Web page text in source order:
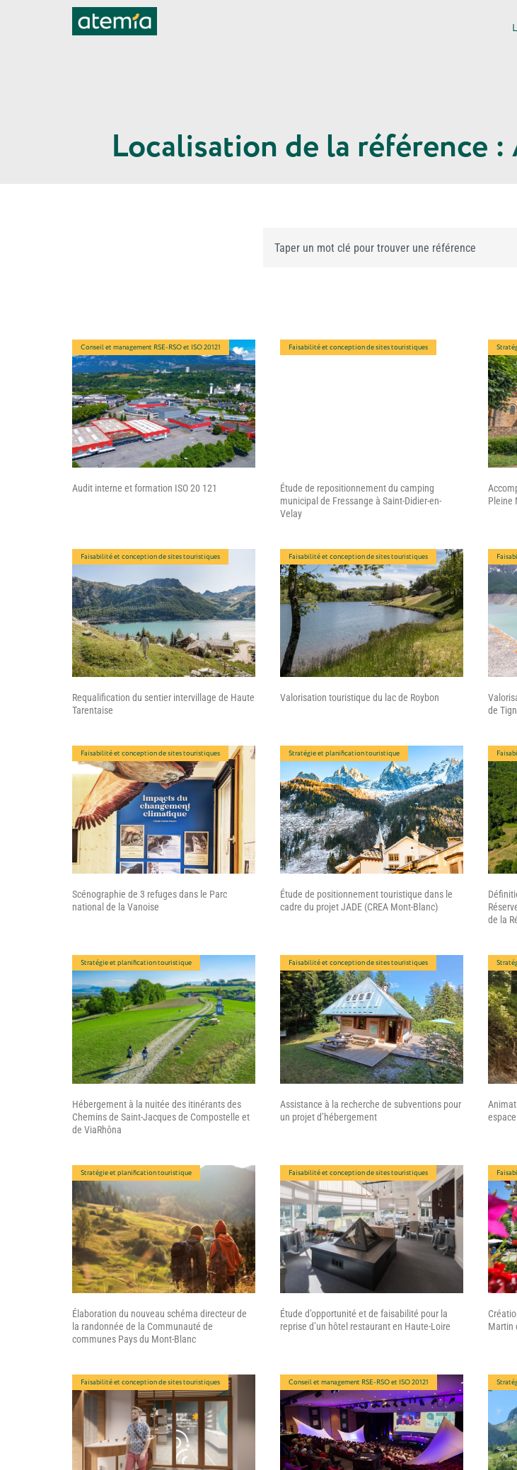
Localisation de la référence
Conseil et management RSE-RSO et ISO 20121
Audit interne et formation ISO 20 121
Faisabilité et conception de sites touristiques
Étude de repositionnement du camping
municipal de Fressange à Saint-Didier-en-
Velay
Pleine
Faisabilité et conception de sites touristiques
Requalification du sentier intervillage de Haute
Tarentaise
Faisabilité et conception de sites touristiques
Valorisation touristique du lac de Roybon
de
Faisabilité et conception de sites touristiques
Scénographie de 3 refuges dans le Parc
national de la Vanoise
Stratégie et planification touristique
Étude de positionnement touristique dans le
cadre du projet JADE (CREA Mont-Blanc)
de la
Stratégie et planification touristique
Hébergement à la nuitée des itinérants des
Chemins de Saint-Jacques de Compostelle et
de ViaRhôna
Faisabilité et conception de sites touristiques
Assistance à la recherche de subventions pour
un projet d’hébergement
Stratégie et planification touristique
Élaboration du nouveau schéma directeur de
la randonnée de la Communauté de
communes Pays du Mont-Blanc
Faisabilité et conception de sites touristiques
Étude d’opportunité et de faisabilité pour la
reprise d’un hôtel restaurant en Haute-Loire
Martin
Faisabilité et conception de sites touristiques Conseil et management RSE-RSO et ISO 20121